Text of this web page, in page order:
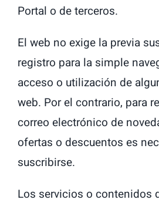
Portal o de terceros.
El web no exige la previa
registro para la simple
acceso o utilización de
web. Por el contrario, para
correo electrónico de
ofertas o descuentos es
suscribirse.
Los servicios o contenidos